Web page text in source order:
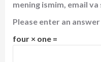
mening ismim, email
Please enter an
four × one =